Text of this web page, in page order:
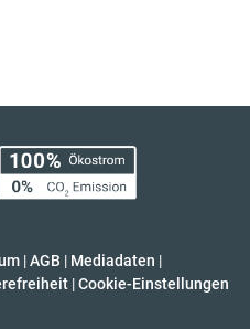
|AGB | Mediadaten |
| Cookie-Einstellungen